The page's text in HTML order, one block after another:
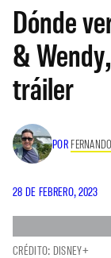
Dónde
&
tráiler
POR
28 DE FEBRERO, 2023
CRÉDITO: DISNEY+